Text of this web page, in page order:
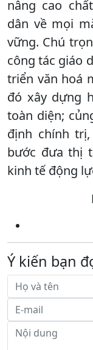
nâng cao
dân về mọi
vững. Chú
công tác giáo
triển văn hoá
đó xây dựng
toàn diện;
định chính
bước đưa thị
kinh tế động
Ý kiến bạn